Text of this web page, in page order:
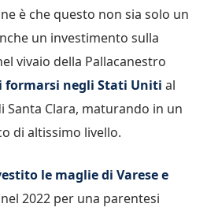
è che questo non sia solo un
un investimento sulla
vivaio della Pallacanestro
formarsi negli Stati Uniti al
Santa Clara, maturando in un
di altissimo livello.
le maglie di Varese e
2022 per una parentesi